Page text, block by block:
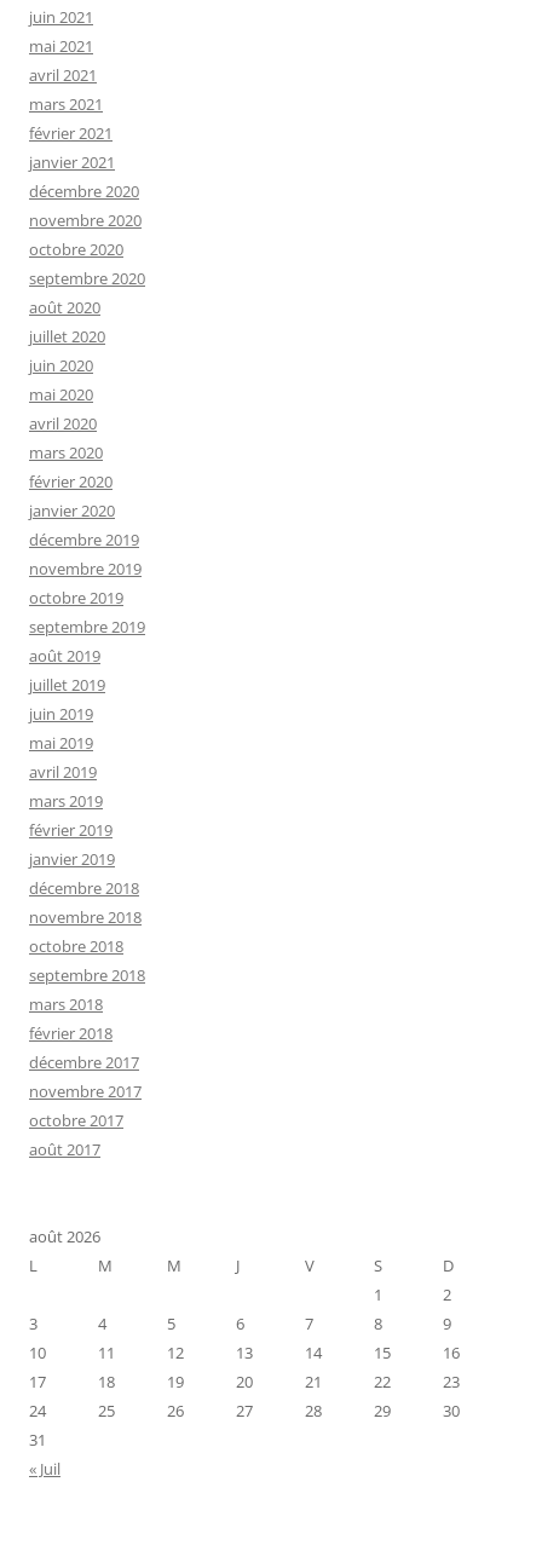
juin 2021
mai 2021
avril 2021
mars 2021
février 2021
janvier 2021
décembre 2020
novembre 2020
octobre 2020
septembre 2020
août 2020
juillet 2020
juin 2020
mai 2020
avril 2020
mars 2020
février 2020
janvier 2020
décembre 2019
novembre 2019
octobre 2019
septembre 2019
août 2019
juillet 2019
juin 2019
mai 2019
avril 2019
mars 2019
février 2019
janvier 2019
décembre 2018
novembre 2018
octobre 2018
septembre 2018
mars 2018
février 2018
décembre 2017
novembre 2017
octobre 2017
août 2017
août 2026
L
M M J V S
D
1
2
3
4 5 6 7 8
9
10
11 12 13 14 15
16
17
18 19 20 21 22
23
24
25 26 27 28 29
30
31
« Juil